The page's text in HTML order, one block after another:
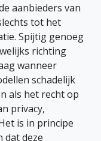
aanbieders van
tot het
Spijtig genoeg
richting
wanneer
schadelijk
als het recht op
privacy,
is in principe
dat deze